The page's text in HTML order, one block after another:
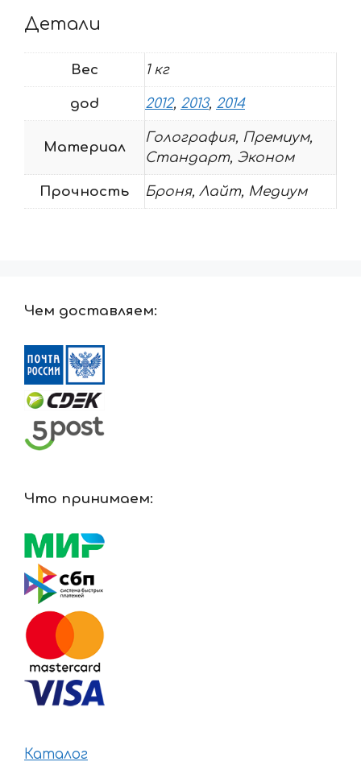
Детали
Вес 1 кг
god 2012, 2013, 2014
Материал
Голография, Премиум,
Стандарт, Эконом
Прочность Броня, Лайт, Медиум
Чем доставляем:
Что принимаем:
Каталог